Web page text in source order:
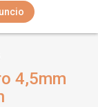
4,5mm